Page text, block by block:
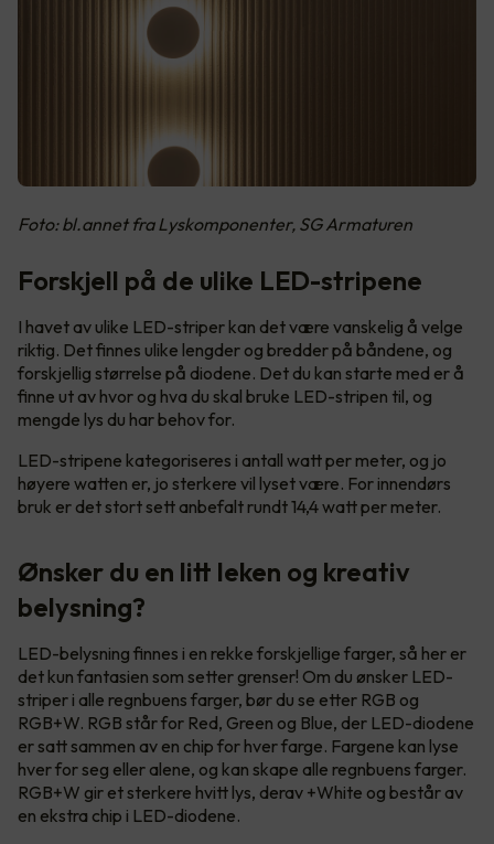
Foto: bl.annet fra Lyskomponenter, SG Armaturen
Forskjell på de ulike LED-stripene
I havet av ulike LED-striper kan det være vanskelig å velge
riktig. Det finnes ulike lengder og bredder på båndene, og
forskjellig størrelse på diodene. Det du kan starte med er å
finne ut av hvor og hva du skal bruke LED-stripen til, og
mengde lys du har behov for.
LED-stripene kategoriseres i antall watt per meter, og jo
høyere watten er, jo sterkere vil lyset være. For innendørs
bruk er det stort sett anbefalt rundt 14,4 watt per meter.
Ønsker du en litt leken og kreativ
belysning?
LED-belysning finnes i en rekke forskjellige farger, så her er
det kun fantasien som setter grenser! Om du ønsker LED-
striper i alle regnbuens farger, bør du se etter RGB og
RGB+W. RGB står for Red, Green og Blue, der LED-diodene
er satt sammen av en chip for hver farge. Fargene kan lyse
hver for seg eller alene, og kan skape alle regnbuens farger.
RGB+W gir et sterkere hvitt lys, derav +White og består av
en ekstra chip i LED-diodene.